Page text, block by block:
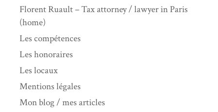
Florent Ruault – Tax attorney / lawyer in Paris
(home)
Les compétences
Les honoraires
Les locaux
Mentions légales
Mon blog / mes articles